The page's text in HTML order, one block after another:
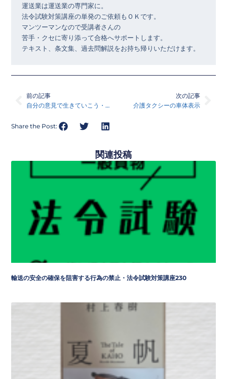
運送業は運送業の専門家に。
法令試験対策講座の単発のご依頼もＯＫです。
マンツーマンなので受講者さんの
苦手・クセに寄り添って合格へサポートします。
テキスト、条文集、過去問解説をお持ち帰りいただけます。
前の記事
自分の意見で生きていこう・読んだ本シリーズ１８
次の記事
介護タクシーの車体表示
Share the Post:
関連投稿
輸送の安全の確保を阻害する行為の禁止・法令試験対策講座230